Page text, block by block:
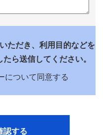
ただき、利用目的などを
ら送信してください。
について同意する